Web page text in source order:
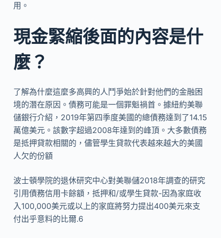
用。
現金緊縮後面的內容是什
麼？
了解為什麼這麼多高興的人鬥爭始於針對他們的金融困
境的潛在原因。債務可能是一個罪魁禍首。據紐約美聯
儲銀行介紹，2019年第四季度美國的總債務達到了14.15
萬億美元。該數字超過2008年達到的峰頂。大多數債務
是抵押貸款相關的，儘管學生貸款代表越來越大的美國
人欠的份額
波士頓學院的退休研究中心對美聯儲2018年調查的研究
引用債務信用卡餘額，抵押和/或學生貸款-因為家庭收
入100,000美元或以上的家庭將努力提出400美元來支
付出乎意料的比爾.6